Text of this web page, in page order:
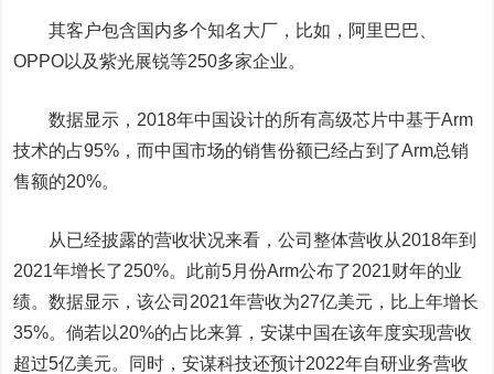
其客户包含国内多个知名大厂，比如，阿里巴巴、
OPPO以及紫光展锐等250多家企业。
数据显示，2018年中国设计的所有高级芯片中基于Arm
技术的占95%，而中国市场的销售份额已经占到了Arm总销
售额的20%。
从已经披露的营收状况来看，公司整体营收从2018年到
2021年增长了250%。此前5月份Arm公布了2021财年的业
绩。数据显示，该公司2021年营收为27亿美元，比上年增长
35%。倘若以20%的占比来算，安谋中国在该年度实现营收
超过5亿美元。同时，安谋科技还预计2022年自研业务营收